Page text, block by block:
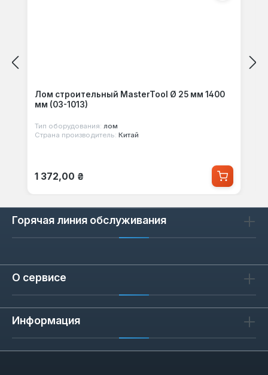
Лом строительный MasterTool Ø 25 мм 1400
мм (03-1013)
Тип оборудования: лом
Страна производитель: Китай
Обычная цена:
1 372,00 ₴
Горячая линия обслуживания
О сервисе
Информация